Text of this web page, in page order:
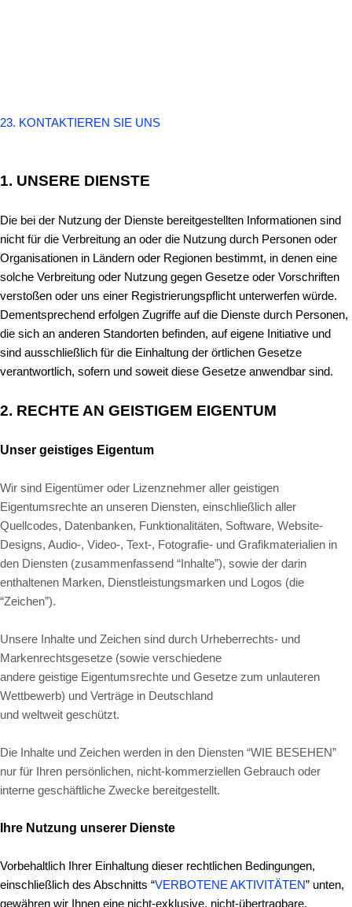
23. KONTAKTIEREN SIE UNS
1. UNSERE DIENSTE
Die bei der Nutzung der Dienste bereitgestellten Informationen sind
nicht für die Verbreitung an oder die Nutzung durch Personen oder
Organisationen in Ländern oder Regionen bestimmt, in denen eine
solche Verbreitung oder Nutzung gegen Gesetze oder Vorschriften
verstoßen oder uns einer Registrierungspflicht unterwerfen würde.
Dementsprechend erfolgen Zugriffe auf die Dienste durch Personen,
die sich an anderen Standorten befinden, auf eigene Initiative und
sind ausschließlich für die Einhaltung der örtlichen Gesetze
verantwortlich, sofern und soweit diese Gesetze anwendbar sind.
2. RECHTE AN GEISTIGEM EIGENTUM
Unser geistiges Eigentum
Wir sind Eigentümer oder Lizenznehmer aller geistigen
Eigentumsrechte an unseren Diensten, einschließlich aller
Quellcodes, Datenbanken, Funktionalitäten, Software, Website-
Designs, Audio-, Video-, Text-, Fotografie- und Grafikmaterialien in
den Diensten (zusammenfassend “Inhalte”), sowie der darin
enthaltenen Marken, Dienstleistungsmarken und Logos (die
“Zeichen”).
Unsere Inhalte und Zeichen sind durch Urheberrechts- und
Markenrechtsgesetze (sowie verschiedene
andere geistige Eigentumsrechte und Gesetze zum unlauteren
Wettbewerb) und Verträge in Deutschland
und weltweit geschützt.
Die Inhalte und Zeichen werden in den Diensten “WIE BESEHEN”
nur für Ihren persönlichen, nicht-kommerziellen Gebrauch oder
interne geschäftliche Zwecke bereitgestellt.
Ihre Nutzung unserer Dienste
Vorbehaltlich Ihrer Einhaltung dieser rechtlichen Bedingungen,
einschließlich des Abschnitts “VERBOTENE AKTIVITÄTEN” unten,
gewähren wir Ihnen eine nicht-exklusive, nicht-übertragbare,